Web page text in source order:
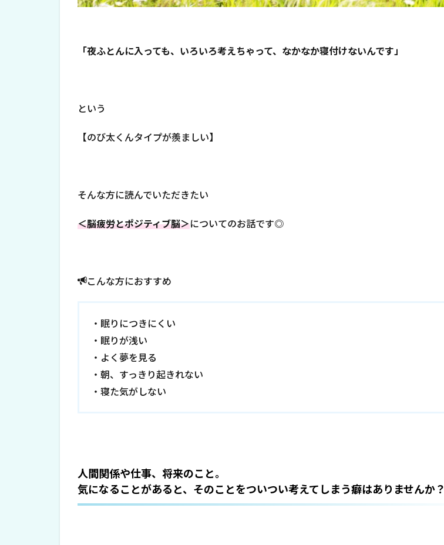
「夜ふとんに入っても、いろいろ考えちゃって、なかなか寝付けないんです」
という
【のび太くんタイプが羨ましい】
そんな方に読んでいただきたい
＜脳疲労とポジティブ脳＞についてのお話です◎
こんな方におすすめ
・眠りにつきにくい
・眠りが浅い
・よく夢を見る
・朝、すっきり起きれない
・寝た気がしない
人間関係や仕事、将来のこと。
気になることがあると、そのことをついつい考えてしまう癖はありませんか？